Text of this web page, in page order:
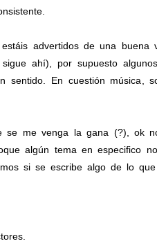
advertidos de una
ahí), por supuesto
sentido. En cuestión música,
se me venga la gana (?), ok
algún tema en especifico
si se escribe algo de lo